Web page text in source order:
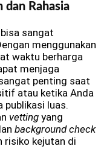
dan Rahasia
sangat
menggunakan
waktu berharga
menjaga
penting saat
atau ketika Anda
luas.
vetting yang
background check
risiko kejutan di